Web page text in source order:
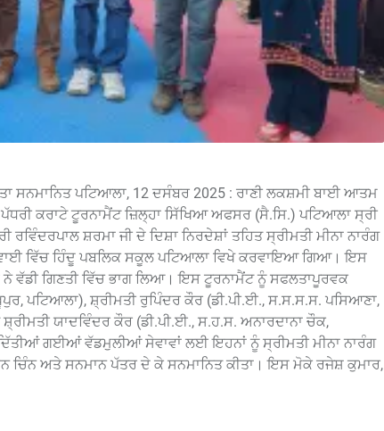
ਸਨਮਾਨਿਤ ਪਟਿਆਲਾ, 12 ਦਸੰਬਰ 2025 : ਰਾਣੀ ਲਕਸ਼ਮੀ ਬਾਈ ਆਤਮ
ਕਰਾਟੇ ਟੂਰਨਾਮੈਂਟ ਜ਼ਿਲ੍ਹਾ ਸਿੱਖਿਆ ਅਫਸਰ (ਸੈ.ਸਿ.) ਪਟਿਆਲਾ ਸ੍ਰੀ
ਸ਼ਰਮਾ ਜੀ ਦੇ ਦਿਸ਼ਾ ਨਿਰਦੇਸ਼ਾਂ ਤਹਿਤ ਸ੍ਰੀਮਤੀ ਮੀਨਾ ਨਾਰੰਗ
ਵਿੱਚ ਹਿੰਦੂ ਪਬਲਿਕ ਸਕੂਲ ਪਟਿਆਲਾ ਵਿਖੇ ਕਰਵਾਇਆ ਗਿਆ। ਇਸ
ਵੱਡੀ ਗਿਣਤੀ ਵਿੱਚ ਭਾਗ ਲਿਆ। ਇਸ ਟੂਰਨਾਮੈਂਟ ਨੂੰ ਸਫਲਤਾਪੂਰਵਕ
ਪਟਿਆਲਾ), ਸ਼੍ਰੀਮਤੀ ਰੁਪਿੰਦਰ ਕੌਰ (ਡੀ.ਪੀ.ਈ., ਸ.ਸ.ਸ.ਸ. ਪਸਿਆਣਾ,
ਯਾਦਵਿੰਦਰ ਕੌਰ (ਡੀ.ਪੀ.ਈ., ਸ.ਹ.ਸ. ਅਨਾਰਦਾਨਾ ਚੌਕ,
ਗਈਆਂ ਵੱਡਮੁਲੀਆਂ ਸੇਵਾਵਾਂ ਲਈ ਇਹਨਾਂ ਨੂੰ ਸ੍ਰੀਮਤੀ ਮੀਨਾ ਨਾਰੰਗ
ਚਿੰਨ ਅਤੇ ਸਨਮਾਨ ਪੱਤਰ ਦੇ ਕੇ ਸਨਮਾਨਿਤ ਕੀਤਾ। ਇਸ ਮੋਕੇ ਰਜੇਸ਼ ਕੁਮਾਰ,